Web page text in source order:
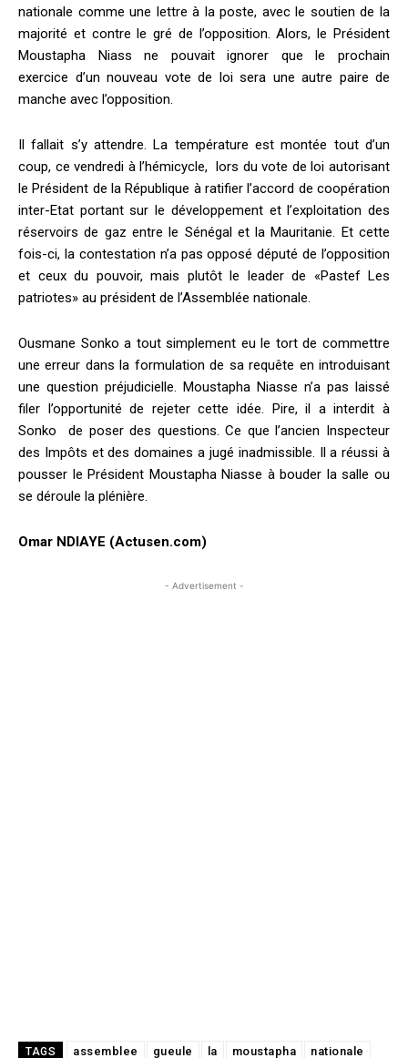
nationale comme une lettre à la poste, avec le soutien de la
majorité et contre le gré de l’opposition. Alors, le Président
Moustapha Niass ne pouvait ignorer que le prochain
exercice d’un nouveau vote de loi sera une autre paire de
manche avec l’opposition.
Il fallait s’y attendre. La température est montée tout d’un
coup, ce vendredi à l’hémicycle, lors du vote de loi autorisant
le Président de la République à ratifier l’accord de coopération
inter-Etat portant sur le développement et l’exploitation des
réservoirs de gaz entre le Sénégal et la Mauritanie. Et cette
fois-ci, la contestation n’a pas opposé député de l’opposition
et ceux du pouvoir, mais plutôt le leader de «Pastef Les
patriotes» au président de l’Assemblée nationale.
Ousmane Sonko a tout simplement eu le tort de commettre
une erreur dans la formulation de sa requête en introduisant
une question préjudicielle. Moustapha Niasse n’a pas laissé
filer l’opportunité de rejeter cette idée. Pire, il a interdit à
Sonko de poser des questions. Ce que l’ancien Inspecteur
des Impôts et des domaines a jugé inadmissible. Il a réussi à
pousser le Président Moustapha Niasse à bouder la salle ou
se déroule la plénière.
Omar NDIAYE (Actusen.com)
- Advertisement -
TAGS assemblee gueule la moustapha nationale